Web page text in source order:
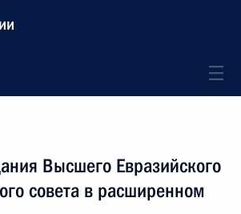
Высшего Евразийского
совета в расширенном